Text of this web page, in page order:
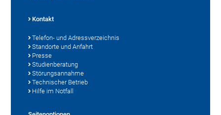
Kontakt
Telefon- und Adressverzeichnis
Standorte und Anfahrt
Presse
Studienberatung
Störungsannahme
Technischer Betrieb
Hilfe im Notfall